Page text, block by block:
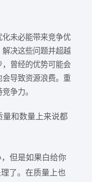
未必能带来竞争优
决这些问题并超越
曾经的优势可能会
导致资源浪费。重
争力。
量和数量上来说都
但是如果白给你
了。在质量上也